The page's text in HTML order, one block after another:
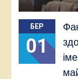
БЕР
01